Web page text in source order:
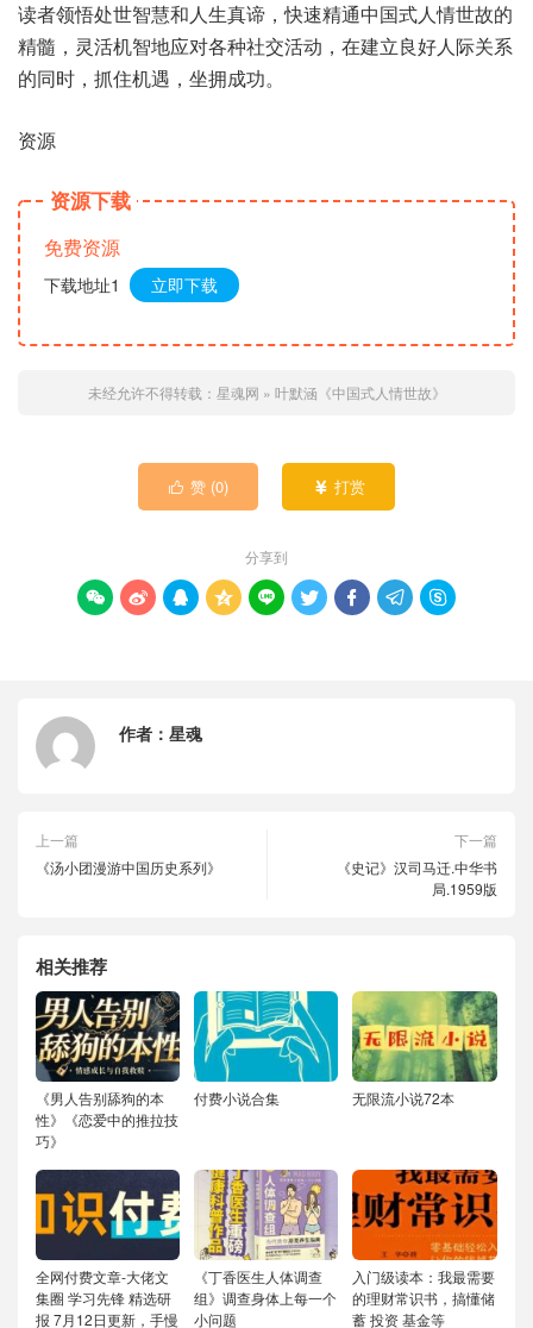
读者领悟处世智慧和人生真谛，快速精通中国式人情世故的
精髓，灵活机智地应对各种社交活动，在建立良好人际关系
的同时，抓住机遇，坐拥成功。
资源
资源下载
免费资源
下载地址1 立即下载
未经允许不得转载： 星魂网 » 叶默涵《中国式人情世故》
 赞 (0)  打赏
分享到
        
作者： 星魂
上一篇
《汤小团漫游中国历史系列》
下一篇
《史记》汉司马迁.中华书
局.1959版
相关推荐
《男人告别舔狗的本
性》《恋爱中的推拉技
巧》
付费小说合集 无限流小说72本
全网付费文章-大佬文
集圈 学习先锋 精选研
报 7月12日更新，手慢
《丁香医生人体调查
组》调查身体上每一个
小问题
入门级读本：我最需要
的理财常识书，搞懂储
蓄 投资 基金等